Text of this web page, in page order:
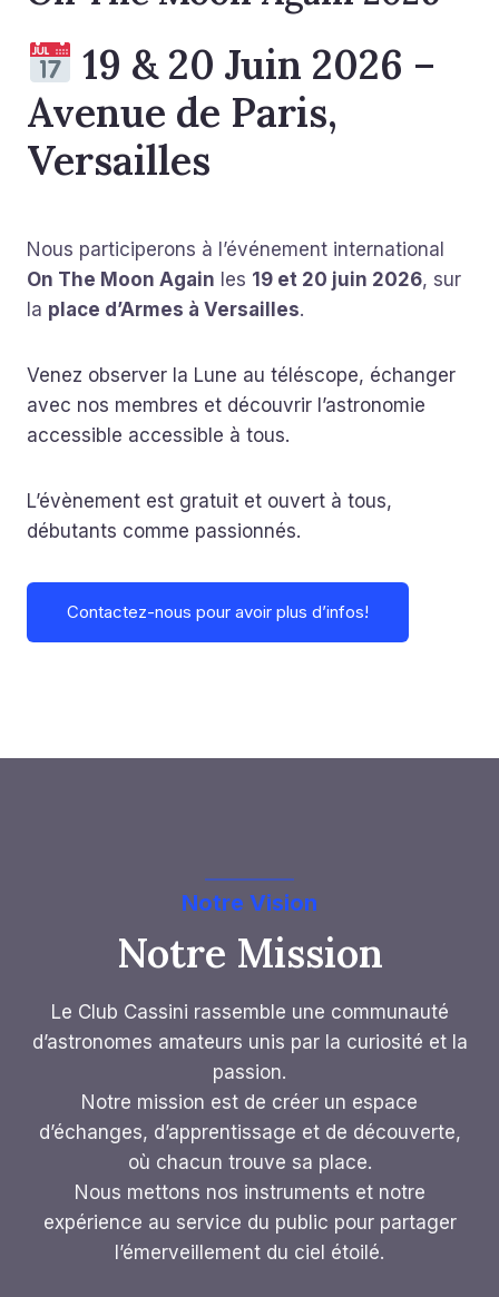
19 & 20 Juin 2026 –
Avenue de Paris,
Versailles
Nous participerons à l’événement international
On The Moon Again les 19 et 20 juin 2026, sur
la place d’Armes à Versailles.
Venez observer la Lune au téléscope, échanger
avec nos membres et découvrir l’astronomie
accessible accessible à tous.
L’évènement est gratuit et ouvert à tous,
débutants comme passionnés.
Contactez-nous pour avoir plus d’infos!
Notre Vision
Notre Mission
Le Club Cassini rassemble une communauté
d’astronomes amateurs unis par la curiosité et la
passion.
Notre mission est de créer un espace
d’échanges, d’apprentissage et de découverte,
où chacun trouve sa place.
Nous mettons nos instruments et notre
expérience au service du public pour partager
l’émerveillement du ciel étoilé.